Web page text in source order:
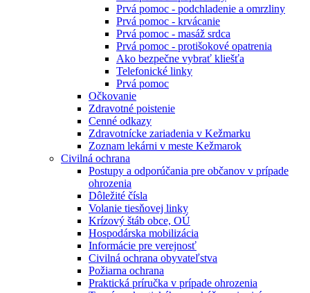
Prvá pomoc - podchladenie a omrzliny
Prvá pomoc - krvácanie
Prvá pomoc - masáž srdca
Prvá pomoc - protišokové opatrenia
Ako bezpečne vybrať kliešťa
Telefonické linky
Prvá pomoc
Očkovanie
Zdravotné poistenie
Cenné odkazy
Zdravotnícke zariadenia v Kežmarku
Zoznam lekárni v meste Kežmarok
Civilná ochrana
Postupy a odporúčania pre občanov v prípade
ohrozenia
Dôležité čísla
Volanie tiesňovej linky
Krízový štáb obce, OÚ
Hospodárska mobilizácia
Informácie pre verejnosť
Civilná ochrana obyvateľstva
Požiarna ochrana
Praktická príručka v prípade ohrozenia